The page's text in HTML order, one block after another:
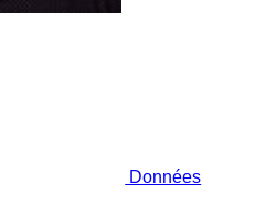
Données